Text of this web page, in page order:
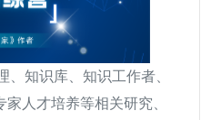
、知识库、知识工作者、
人才培养等相关研究、